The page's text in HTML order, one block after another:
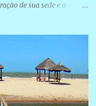
de sua sede e a